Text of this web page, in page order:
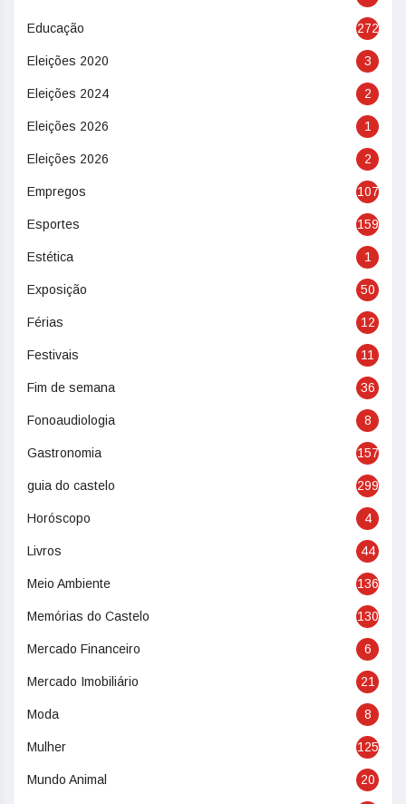
Educação 272
Eleições 2020 3
Eleições 2024 2
Eleições 2026 1
Eleições 2026 2
Empregos 107
Esportes 159
Estética 1
Exposição 50
Férias 12
Festivais 11
Fim de semana 36
Fonoaudiologia 8
Gastronomia 157
guia do castelo 299
Horóscopo 4
Livros 44
Meio Ambiente 136
Memórias do Castelo 130
Mercado Financeiro 6
Mercado Imobiliário 21
Moda 8
Mulher 125
Mundo Animal 20